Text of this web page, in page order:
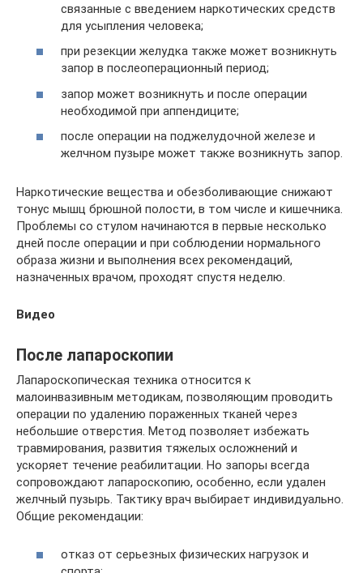
связанные с введением наркотических средств
для усыпления человека;
при резекции желудка также может возникнуть
запор в послеоперационный период;
запор может возникнуть и после операции
необходимой при аппендиците;
после операции на поджелудочной железе и
желчном пузыре может также возникнуть запор.
Наркотические вещества и обезболивающие снижают
тонус мышц брюшной полости, в том числе и кишечника.
Проблемы со стулом начинаются в первые несколько
дней после операции и при соблюдении нормального
образа жизни и выполнения всех рекомендаций,
назначенных врачом, проходят спустя неделю.
Видео
После лапароскопии
Лапароскопическая техника относится к
малоинвазивным методикам, позволяющим проводить
операции по удалению пораженных тканей через
небольшие отверстия. Метод позволяет избежать
травмирования, развития тяжелых осложнений и
ускоряет течение реабилитации. Но запоры всегда
сопровождают лапароскопию, особенно, если удален
желчный пузырь. Тактику врач выбирает индивидуально.
Общие рекомендации:
отказ от серьезных физических нагрузок и